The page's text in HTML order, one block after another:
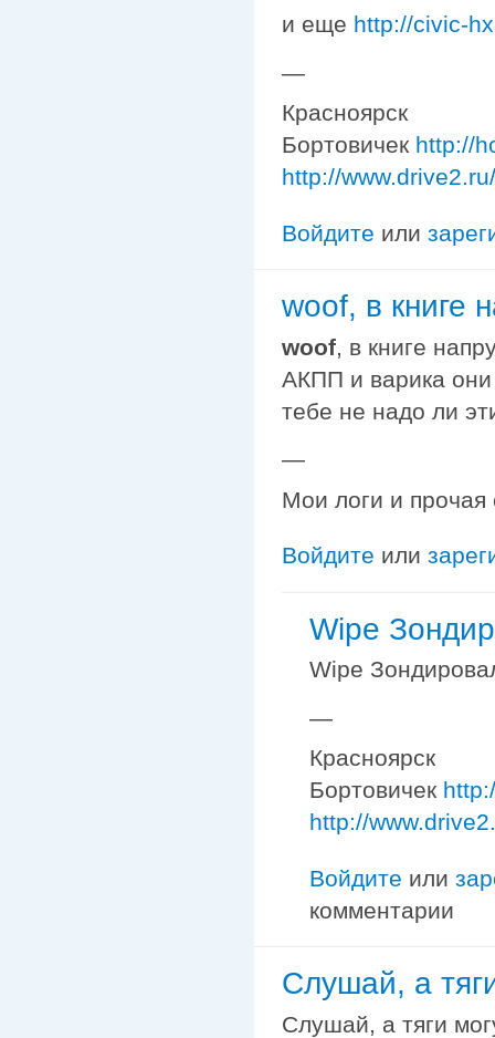
и еще http://civic-
—
Красноярск
Бортовичек http://
http://
Войдите или
woof, в книге
woof, в книге
АКПП и варика они
тебе не надо ли
—
Мои логи и
Войдите или
Wipe
Wipe
—
Красноярск
Бортовичек
http://
Войдите или
комментарии
Слушай, а
Слушай, а тяги